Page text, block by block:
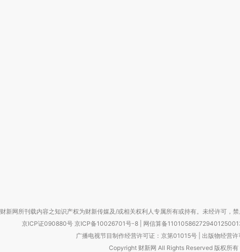
财新网所刊载内容之知识产权为财新传媒及/或相关权利人专属所有或持有。未经许可，
京ICP证090880号 京ICP备10026701号-8 网信算备
广播电视节目制作经营许可证：京第01015号| 出版物经营
Copyright 财新网 All Rights Reserved 版权所有